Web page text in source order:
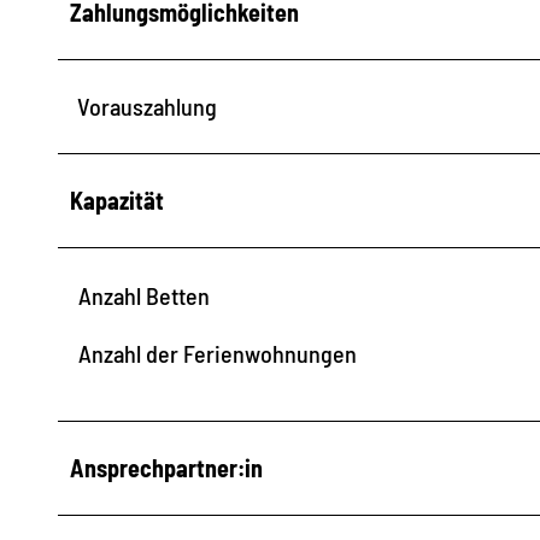
Zahlungsmöglichkeiten
Vorauszahlung
Kapazität
Anzahl Betten
Anzahl der Ferienwohnungen
Ansprechpartner:in